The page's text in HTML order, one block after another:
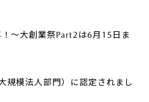
～大創業祭Part2は6月15日ま
規模法人部門）に認定されまし